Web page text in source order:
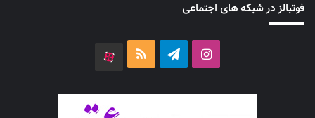
فوتبالز در شبکه های اجتماعی
اینستاگرامتلگرام خوراک